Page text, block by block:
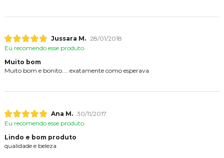
Jussara M. 28/01/2018
Eu recomendo esse produto.
Muito bom
Muito bom e bonito.... exatamente como esperava
Ana M. 30/11/2017
Eu recomendo esse produto.
Lindo e bom produto
qualidade e beleza